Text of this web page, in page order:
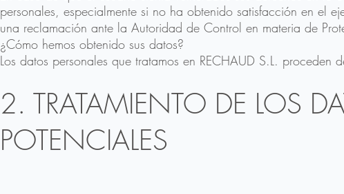
personales, especialmente si no ha obtenido satisfacción en el
una reclamación ante la Autoridad de Control en materia de
¿Cómo hemos obtenido sus datos?
Los datos personales que tratamos en RECHAUD S.L. proceden
2. TRATAMIENTO DE LOS
POTENCIALES